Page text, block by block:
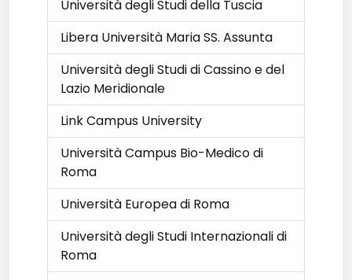
Università degli Studi della Tuscia
Libera Università Maria SS. Assunta
Università degli Studi di Cassino e del
Lazio Meridionale
Link Campus University
Università Campus Bio-Medico di
Roma
Università Europea di Roma
Università degli Studi Internazionali di
Roma